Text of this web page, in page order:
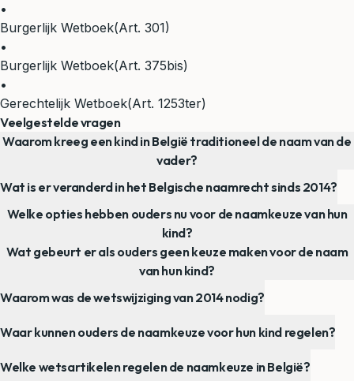
•
Burgerlijk Wetboek(Art. 301)
•
Burgerlijk Wetboek(Art. 375bis)
•
Gerechtelijk Wetboek(Art. 1253ter)
Veelgestelde vragen
Waarom kreeg een kind in België traditioneel de naam van de
vader?
Wat is er veranderd in het Belgische naamrecht sinds 2014?
Welke opties hebben ouders nu voor de naamkeuze van hun
kind?
Wat gebeurt er als ouders geen keuze maken voor de naam
van hun kind?
Waarom was de wetswijziging van 2014 nodig?
Waar kunnen ouders de naamkeuze voor hun kind regelen?
Welke wetsartikelen regelen de naamkeuze in België?